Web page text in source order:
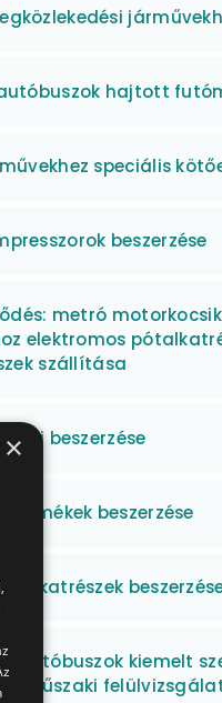
hajtott
speciális
beszerzése
metró
elektromos
szállítása
beszerzése
termékek beszerzése
alkatrészek
autóbuszok kiemelt
műszaki
×